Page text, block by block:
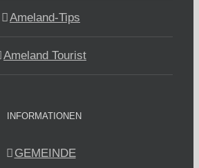
Ameland-Tips
Ameland Tourist
INFORMATIONEN
GEMEINDE